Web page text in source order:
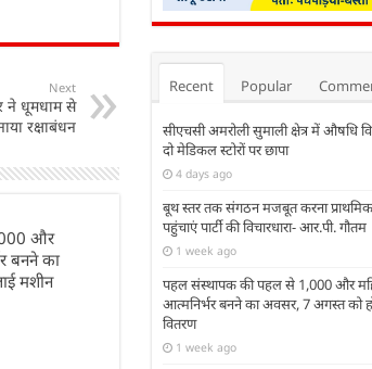
Next
ने धूमधाम से
रक्षाबंधन
और
बनने का
मशीन
Recent Popular
सीएचसी अमरोली सुमाली क्षेत्र में औषधि
दो मेडिकल स्टोरों पर छापा
4 days ago
बूथ स्तर तक संगठन मजबूत करना
पहुंचाएं पार्टी की विचारधारा- आर.पी. गौतम
1 week ago
पहल संस्थापक की पहल से 1,000 और
आत्मनिर्भर बनने का अवसर, 7 अगस्त को
वितरण
1 week ago